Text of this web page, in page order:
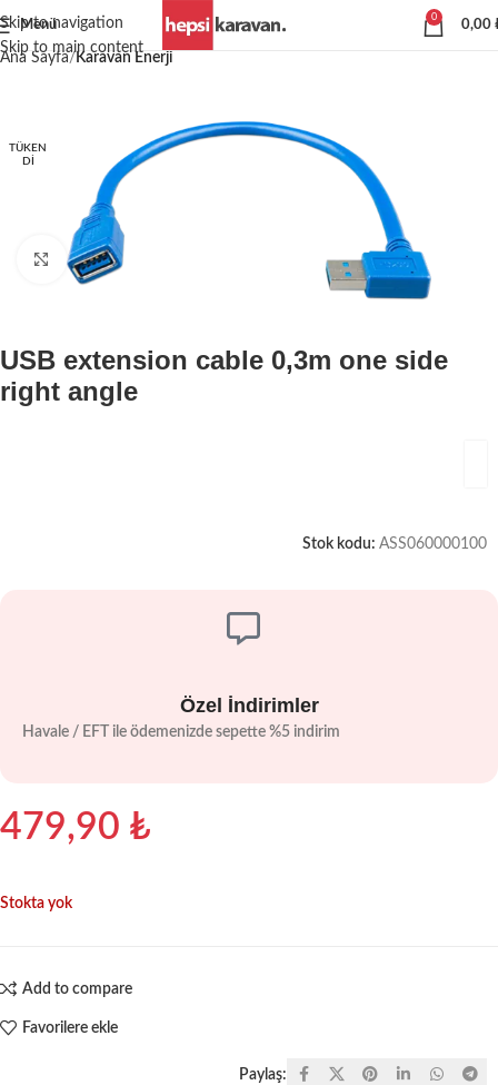
Skip to navigation
Skip to main content
Menü
0
0,00
Ana Sayfa Karavan Enerji
TÜKEN
DI
Büyütmek için tıklayın
USB extension cable 0,3m one side
right angle
Stok kodu: ASS060000100
Özel İndirimler
Havale / EFT ile ödemenizde sepette %5 indirim
479,90 ₺
Stokta yok
Add to compare
Favorilere ekle
Paylaş: